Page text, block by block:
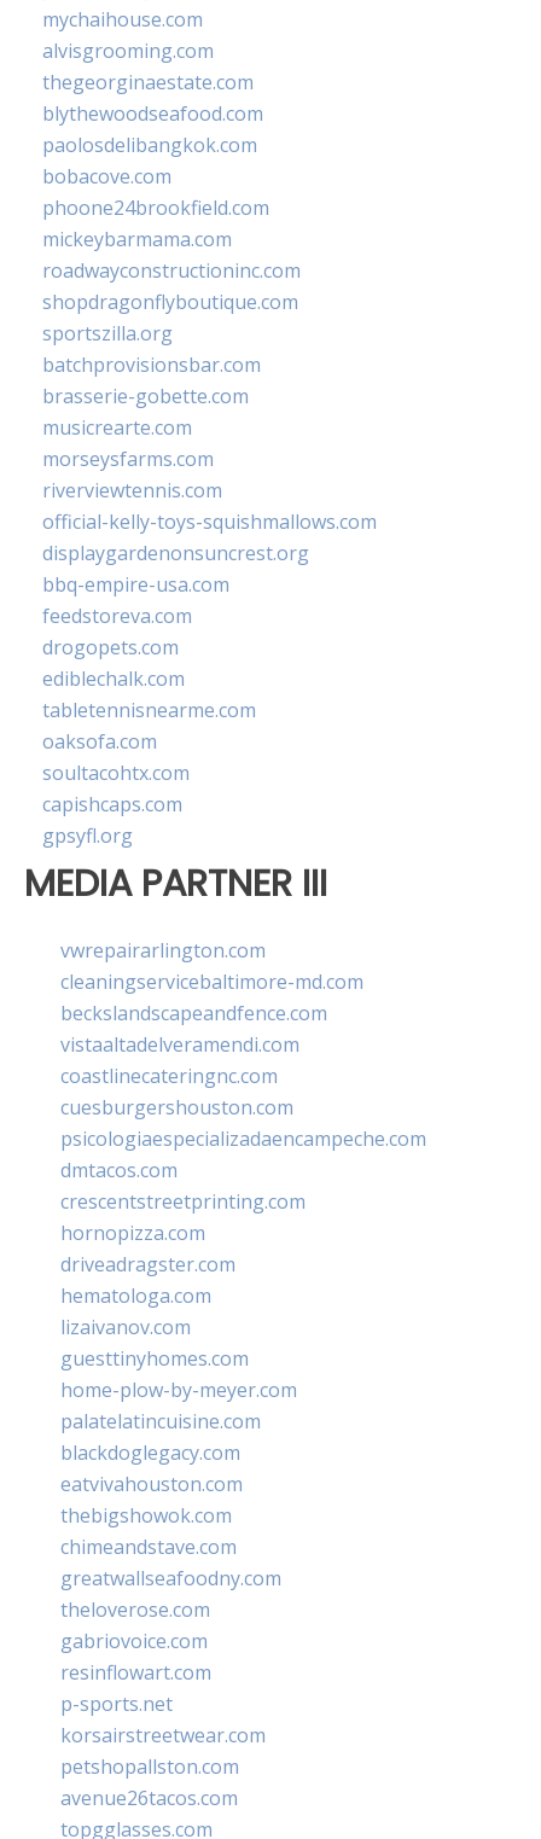
mychaihouse.com
alvisgrooming.com
thegeorginaestate.com
blythewoodseafood.com
paolosdelibangkok.com
bobacove.com
phoone24brookfield.com
mickeybarmama.com
roadwayconstructioninc.com
shopdragonflyboutique.com
sportszilla.org
batchprovisionsbar.com
brasserie-gobette.com
musicrearte.com
morseysfarms.com
riverviewtennis.com
official-kelly-toys-squishmallows.com
displaygardenonsuncrest.org
bbq-empire-usa.com
feedstoreva.com
drogopets.com
ediblechalk.com
tabletennisnearme.com
oaksofa.com
soultacohtx.com
capishcaps.com
gpsyfl.org
MEDIA PARTNER III
vwrepairarlington.com
cleaningservicebaltimore-md.com
beckslandscapeandfence.com
vistaaltadelveramendi.com
coastlinecateringnc.com
cuesburgershouston.com
psicologiaespecializadaencampeche.com
dmtacos.com
crescentstreetprinting.com
hornopizza.com
driveadragster.com
hematologa.com
lizaivanov.com
guesttinyhomes.com
home-plow-by-meyer.com
palatelatincuisine.com
blackdoglegacy.com
eatvivahouston.com
thebigshowok.com
chimeandstave.com
greatwallseafoodny.com
theloverose.com
gabriovoice.com
resinflowart.com
p-sports.net
korsairstreetwear.com
petshopallston.com
avenue26tacos.com
topgglasses.com